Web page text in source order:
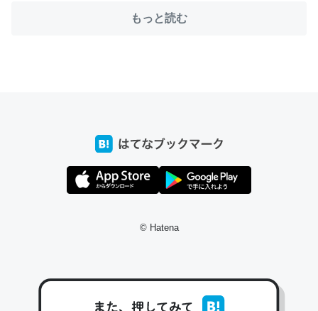
コミュニケーションが劇的に変化した｜tayorini by LIFULL介護
私も3年前ぐらいに祖母の家に設置した。ポケットWifiみ
https://toyoshi.hatenablog.com/entry/2019/05/15/1805
もっと読む
© Hatena